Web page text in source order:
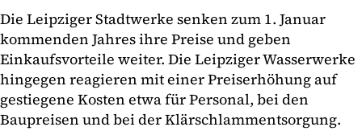
Die Leipziger Stadtwerke senken zum 1. Januar
kommenden Jahres ihre Preise und geben
Einkaufsvorteile weiter. Die Leipziger Wasserwerke
hingegen reagieren mit einer Preiserhöhung auf
gestiegene Kosten etwa für Personal, bei den
Baupreisen und bei der Klärschlammentsorgung.